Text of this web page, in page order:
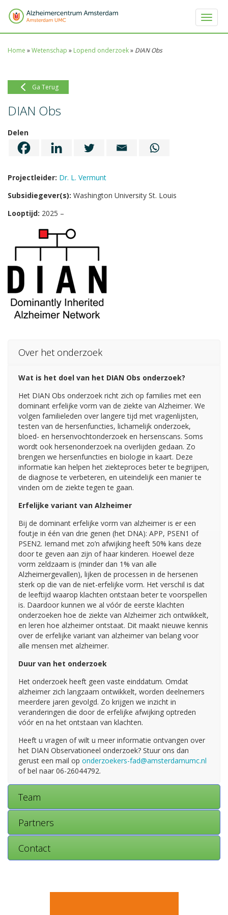
Toggle
Home »Wetenschap » Lopend onderzoek» DIAN Obs
Ga Terug
DIAN Obs
Delen
Projectleider: Dr. L. Vermunt
Subsidiegever(s): Washington University St. Louis
Looptijd: 2025 –
Over het onderzoek
Wat is het doel van het DIAN Obs onderzoek?
Het DIAN Obs onderzoek richt zich op families met een
dominant erfelijke vorm van de ziekte van Alzheimer. We
volgen familieleden over langere tijd met vragenlijsten,
testen van de hersenfuncties, lichamelijk onderzoek,
bloed- en hersenvochtonderzoek en hersenscans. Soms
wordt ook hersenonderzoek na overlijden gedaan. Zo
brengen we hersenfuncties en biologie in kaart. Deze
informatie kan helpen het ziekteproces beter te begrijpen,
de diagnose te verbeteren, en uiteindelijk een manier te
vinden om de ziekte tegen te gaan.
Erfelijke variant van Alzheimer
Bij de dominant erfelijke vorm van alzheimer is er een
foutje in één van drie genen (het DNA): APP, PSEN1 of
PSEN2. Iemand met zo’n afwijking heeft 50% kans deze
door te geven aan zijn of haar kinderen. Hoewel deze
vorm zeldzaam is (minder dan 1% van alle
Alzheimergevallen), lijken de processen in de hersenen
sterk op die van de niet-erfelijke vorm. Het verschil is dat
de leeftijd waarop klachten ontstaan beter te voorspellen
is. Daardoor kunnen we al vóór de eerste klachten
onderzoeken hoe de ziekte van Alzheimer zich ontwikkelt,
en leren hoe alzheimer ontstaat. Dit maakt nieuwe kennis
over de erfelijke variant van alzheimer van belang voor
alle mensen met alzheimer.
Duur van het onderzoek
Het onderzoek heeft geen vaste einddatum. Omdat
alzheimer zich langzaam ontwikkelt, worden deelnemers
meerdere jaren gevolgd. Zo krijgen we inzicht in
veranderingen die door de erfelijke afwijking optreden
vóór en na het ontstaan van klachten.
Heeft u vragen of wilt u meer informatie ontvangen over
het DIAN Observationeel onderzoek? Stuur ons dan
gerust een mail op onderzoekers-fad@amsterdamumc.nl
of bel naar 06-26044792.
Team
Partners
Contact